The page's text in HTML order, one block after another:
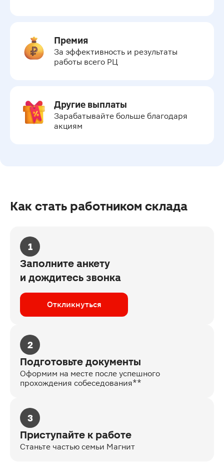
Премия
За эффективность и результаты
работы всего РЦ
Другие выплаты
Зарабатывайте больше благодаря
акциям
Как стать работником склада
1
Заполните анкету
и дождитесь звонка
Откликнуться
2
Подготовьте документы
Оформим на месте после успешного
прохождения собеседования**
3
Приступайте к работе
Станьте частью семьи Магнит